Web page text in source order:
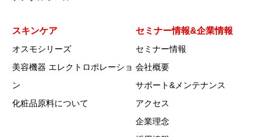
スキンケア
オスモシリーズ
美容機器 エレクトロポレーショ
ン
化粧品原料について
セミナー情報&企業情報
セミナー情報
会社概要
サポート&メンテナンス
アクセス
企業理念